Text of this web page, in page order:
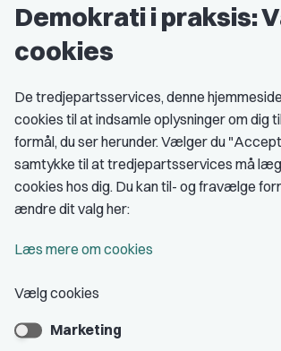
Grupper og kredse
Studenterorganisationer
Medlemskab
Fordele som medlem
Kontingent
Bliv medlem
Demokrati i praksis:
cookies
De tredjepartsservices, denne
cookies til at indsamle oplysninger om dig
formål, du ser herunder. Vælger du
samtykke til at tredjepartsservices må
cookies hos dig. Du kan til- og fravælge
ændre dit valg her:
Læs mere om cookies
Vælg cookies
Marketing